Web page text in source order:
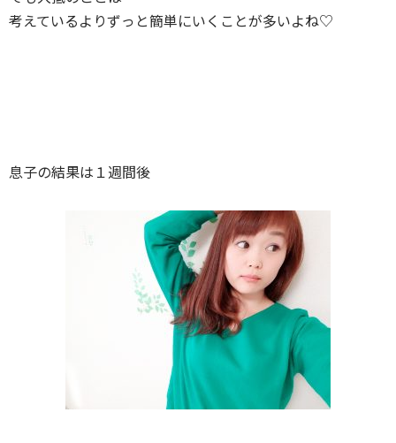
考えているよりずっと簡単にいくことが多いよね♡
息子の結果は１週間後